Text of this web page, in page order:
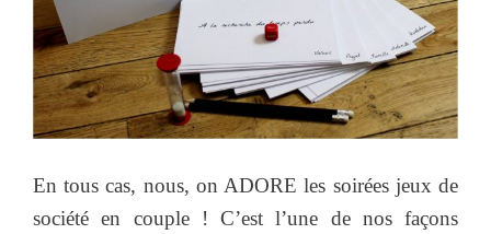
En tous cas, nous, on ADORE les soirées jeux de
société en couple ! C’est l’une de nos façons